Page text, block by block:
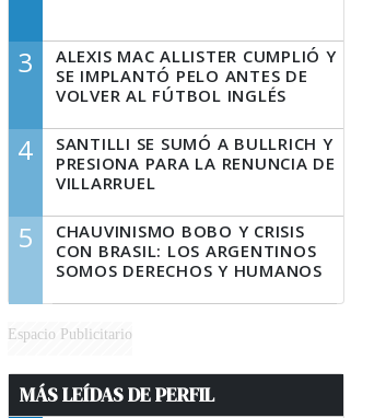
3
ALEXIS MAC ALLISTER CUMPLIÓ Y
SE IMPLANTÓ PELO ANTES DE
VOLVER AL FÚTBOL INGLÉS
4
SANTILLI SE SUMÓ A BULLRICH Y
PRESIONA PARA LA RENUNCIA DE
VILLARRUEL
5
CHAUVINISMO BOBO Y CRISIS
CON BRASIL: LOS ARGENTINOS
SOMOS DERECHOS Y HUMANOS
Espacio Publicitario
MÁS LEÍDAS DE PERFIL